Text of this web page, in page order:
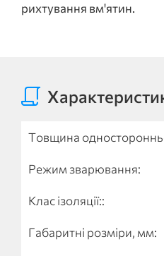
рихтування вм'ятин.
Товщина
Режим зварювання:
Клас ізоляції::
Габаритні розміри, мм: